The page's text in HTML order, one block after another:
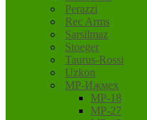
Perazzi
Rec Arms
Sarsilmaz
Stoeger
Taurus-Rossi
Uzkon
MP-Ижмех
MP-18
MP-27